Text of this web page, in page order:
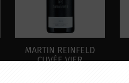
MARTIN REINFELD
CUVÉE VIER